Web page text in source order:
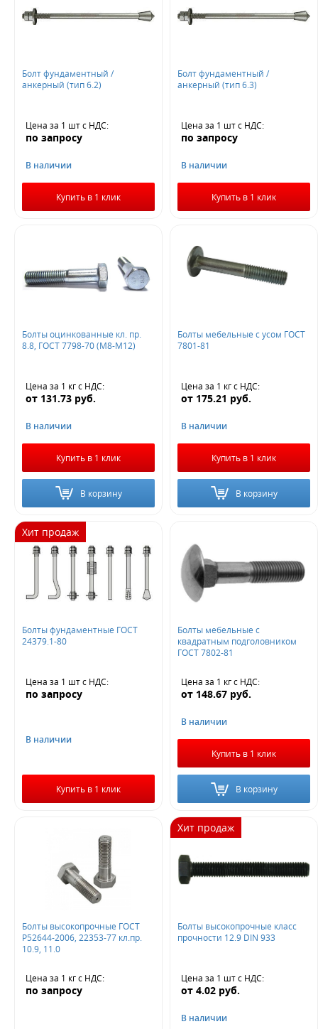
Болт фундаментный /
анкерный (тип 6.2)
Цена за 1 штс НДС:
по запросу
В наличии
Купить в 1 клик
Болт фундаментный /
анкерный (тип 6.3)
Цена за 1 штс НДС:
по запросу
В наличии
Купить в 1 клик
Болты оцинкованные кл. пр.
8.8, ГОСТ 7798-70 (М8-М12)
Цена за 1 кгс НДС:
от 131.73 руб.
В наличии
Купить в 1 клик
В корзину
Болты мебельные с усом ГОСТ
7801-81
Цена за 1 кгс НДС:
от 175.21 руб.
В наличии
Купить в 1 клик
В корзину
Хит продаж
Болты фундаментные ГОСТ
24379.1-80
Цена за 1 штс НДС:
по запросу
В наличии
Купить в 1 клик
Болты мебельные с
квадратным подголовником
ГОСТ 7802-81
Цена за 1 кгс НДС:
от 148.67 руб.
В наличии
Купить в 1 клик
В корзину
Болты высокопрочные ГОСТ
Р52644-2006, 22353-77 кл.пр.
10.9, 11.0
Цена за 1 кгс НДС:
по запросу
Хит продаж
Болты высокопрочные класс
прочности 12.9 DIN 933
Цена за 1 штс НДС:
от 4.02 руб.
В наличии